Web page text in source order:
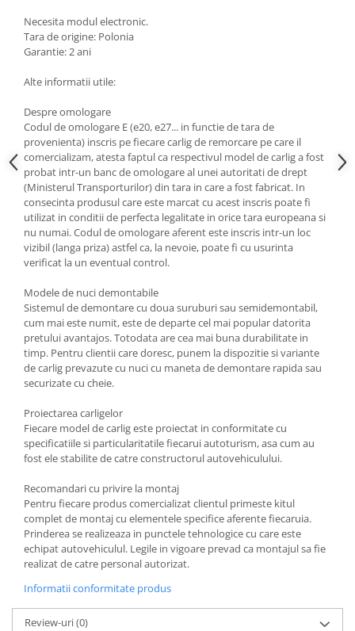
Carlige Lexus
Carlige MAN
Carlige Mazda
Carlige Mercedes
Carlige MG
Carlige Mini
Carlige Mitsubishi
Carlige Nissan
Carlige Omoda
Carlige Opel
Carlige Plymouth
Carlige Polestar
Carlige Porsche
Carlige Renault
Carlige Skoda
Carlige SsangYong
Carlige Suzuki
Carlige Tesla
Carlige Toyota
Carlige Volkswagen
Carlige Volvo
Carlige Xpeng
Necesita modul electronic.
Tara de origine: Polonia
Garantie: 2 ani
Alte informatii utile:
Despre omologare
Codul de omologare E (e20, e27... in functie de tara de
provenienta) inscris pe fiecare carlig de remorcare pe care il
comercializam, atesta faptul ca respectivul model de carlig a fost
probat intr-un banc de omologare al unei autoritati de drept
(Ministerul Transporturilor) din tara in care a fost fabricat. In
consecinta produsul care este marcat cu acest inscris poate fi
utilizat in conditii de perfecta legalitate in orice tara europeana si
nu numai. Codul de omologare aferent este inscris intr-un loc
vizibil (langa priza) astfel ca, la nevoie, poate fi cu usurinta
verificat la un eventual control.
Modele de nuci demontabile
Sistemul de demontare cu doua suruburi sau semidemontabil,
cum mai este numit, este de departe cel mai popular datorita
pretului avantajos. Totodata are cea mai buna durabilitate in
timp. Pentru clientii care doresc, punem la dispozitie si variante
de carlig prevazute cu nuci cu maneta de demontare rapida sau
securizate cu cheie.
Proiectarea carligelor
Fiecare model de carlig este proiectat in conformitate cu
specificatiile si particularitatile fiecarui autoturism, asa cum au
fost ele stabilite de catre constructorul autovehiculului.
Recomandari cu privire la montaj
Pentru fiecare produs comercializat clientul primeste kitul
complet de montaj cu elementele specifice aferente fiecaruia.
Prinderea se realizeaza in punctele tehnologice cu care este
echipat autovehiculul. Legile in vigoare prevad ca montajul sa fie
realizat de catre personal autorizat.
Informatii conformitate produs
Review-uri(0)